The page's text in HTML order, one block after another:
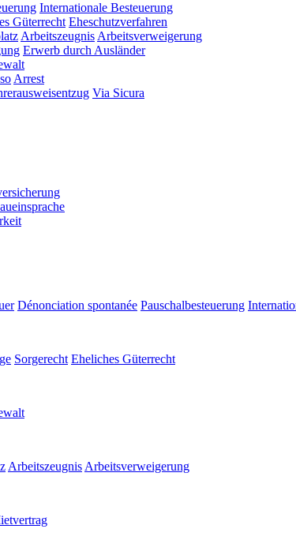
Internationale Besteuerung
Güterrecht Eheschutzverfahren
Arbeitszeugnis Arbeitsverweigerung
Erwerb durch Ausländer
Arrest
Via Sicura
Dénonciation spontanée Pauschalbesteuerung
Sorgerecht Eheliches Güterrecht
Arbeitszeugnis Arbeitsverweigerung